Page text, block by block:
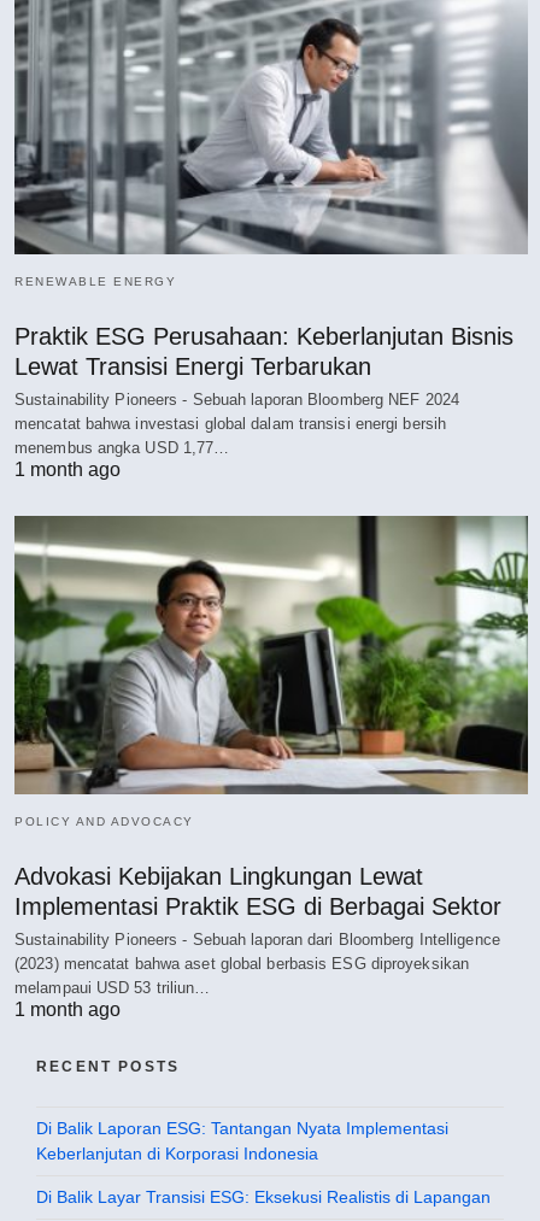
RENEWABLE ENERGY
Praktik ESG Perusahaan: Keberlanjutan Bisnis
Lewat Transisi Energi Terbarukan
Sustainability Pioneers - Sebuah laporan Bloomberg NEF 2024
mencatat bahwa investasi global dalam transisi energi bersih
menembus angka USD 1,77…
1 month ago
POLICY AND ADVOCACY
Advokasi Kebijakan Lingkungan Lewat
Implementasi Praktik ESG di Berbagai Sektor
Sustainability Pioneers - Sebuah laporan dari Bloomberg Intelligence
(2023) mencatat bahwa aset global berbasis ESG diproyeksikan
melampaui USD 53 triliun…
1 month ago
RECENT POSTS
Di Balik Laporan ESG: Tantangan Nyata Implementasi
Keberlanjutan di Korporasi Indonesia
Di Balik Layar Transisi ESG: Eksekusi Realistis di Lapangan